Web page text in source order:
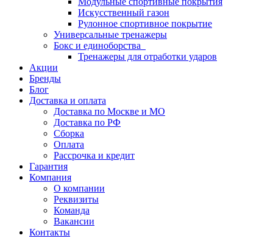
Искусственный газон
Рулонное спортивное покрытие
Универсальные тренажеры
Бокс и единоборства
Тренажеры для отработки ударов
Акции
Бренды
Блог
Доставка и оплата
Доставка по Москве и МО
Доставка по РФ
Сборка
Оплата
Рассрочка и кредит
Гарантия
Компания
О компании
Реквизиты
Команда
Вакансии
Контакты